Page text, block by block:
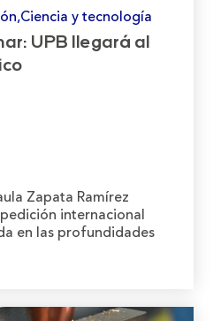
y tecnología
UPB llegará al
Zapata Ramírez
internacional
en las profundidades